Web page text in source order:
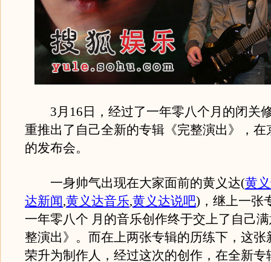
3月16日，经过了一年零八个月的闭关
重推出了自己全新的专辑《完整演出》，在
的发布会。
一身帅气出现在大家面前的黄义达(黄
达新闻,黄义达音乐,黄义达说吧) ，继上一张
一年零八个 月的音乐创作终于交上了自己
整演出》。而在上两张专辑的历练下，这张
荣升为制作人，经过这次的创作，在全新专